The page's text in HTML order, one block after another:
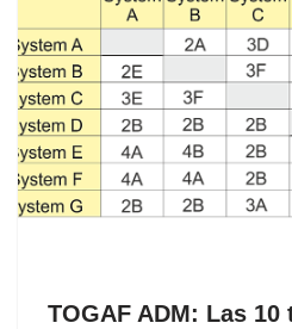
TOGAF ADM: Las 10